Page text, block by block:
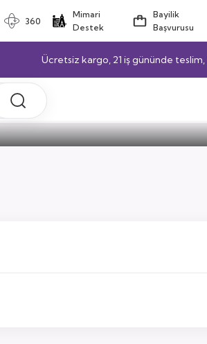
360
Mimari
Destek
Bayilik
Başvurusu
Ücretsiz kargo, 21 iş gününde teslim,